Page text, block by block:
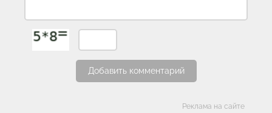
Добавить комментарий
Реклама на сайте